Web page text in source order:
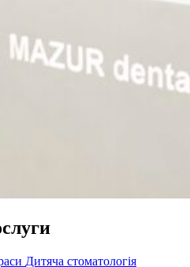
Дитяча стоматологія